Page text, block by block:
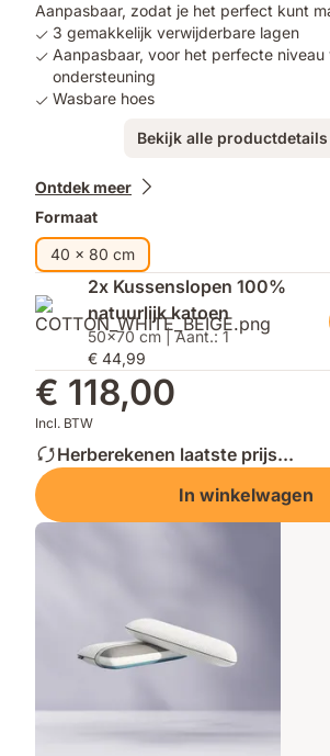
Aanpasbaar, zodat je het perfect kunt
3 gemakkelijk verwijderbare lagen
Aanpasbaar, voor het perfecte
ondersteuning
Wasbare hoes
Bekijk alle productdetails
Extra
producten
Ontdek meer
Formaat
40 x 80 cm
2x Kussenslopen 100%
natuurlijk katoen
50x70 cm | Aant.: 1
€ 44,99
€ 118,00
Incl. BTW
Herberekenen laatste prijs...
In winkelwagen